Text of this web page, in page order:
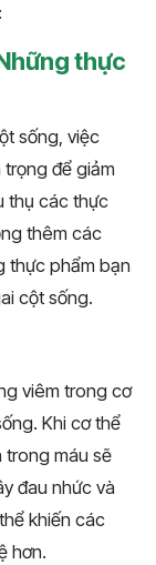
thực
sống, việc
để giảm
thụ các thực
thêm các
thực phẩm bạn
cột sống.
viêm trong cơ
Khi cơ thể
trong máu sẽ
đau nhức và
khiến các
hơn.